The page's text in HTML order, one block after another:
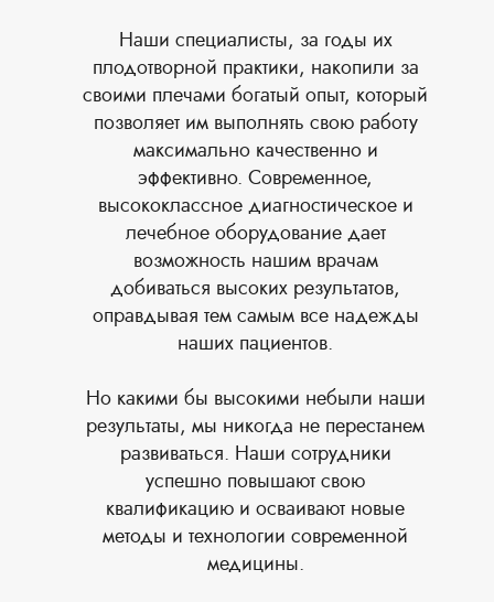
Наши специалисты, за годы их
плодотворной практики, накопили за
своими плечами богатый опыт, который
позволяет им выполнять свою работу
максимально качественно и
эффективно. Современное,
высококлассное диагностическое и
лечебное оборудование дает
возможность нашим врачам
добиваться высоких результатов,
оправдывая тем самым все надежды
наших пациентов.
Но какими бы высокими небыли наши
результаты, мы никогда не перестанем
развиваться. Наши сотрудники
успешно повышают свою
квалификацию и осваивают новые
методы и технологии современной
медицины.